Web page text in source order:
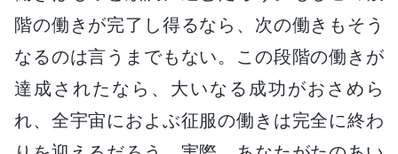
階の働きが完了し得るなら、次の働きもそう
なるのは言うまでもない。この段階の働きが
達成されたなら、大いなる成功がおさめら
れ、全宇宙におよぶ征服の働きは完全に終わ